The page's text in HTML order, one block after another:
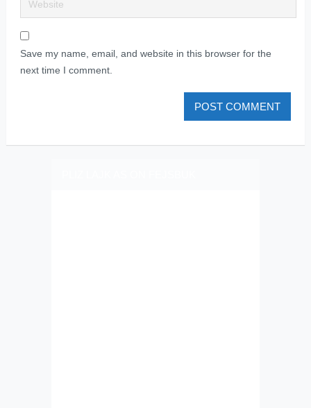
Save my name, email, and website in this browser for the
next time I comment.